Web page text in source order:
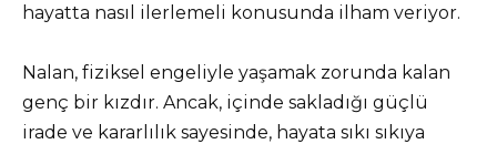
hayatta nasıl ilerlemeli konusunda ilham veriyor.
Nalan, fiziksel engeliyle yaşamak zorunda kalan
genç bir kızdır. Ancak, içinde sakladığı güçlü
irade ve kararlılık sayesinde, hayata sıkı sıkıya